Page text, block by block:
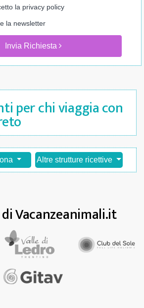
la privacy policy
la newsletter
Invia Richiesta
per chi viaggia con
Altre strutture ricettive
Vacanzeanimali.it